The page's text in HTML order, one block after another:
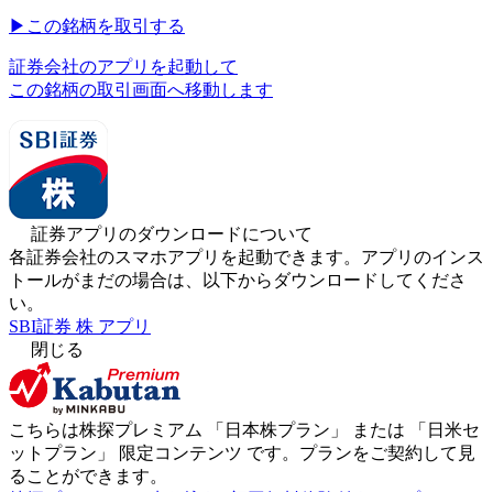
▶︎ この銘柄を取引する
証券会社のアプリを起動して
この銘柄の取引画面へ移動します
証券アプリのダウンロードについて
各証券会社のスマホアプリを起動できます。アプリのインス
トールがまだの場合は、以下からダウンロードしてくださ
い。
SBI証券 株 アプリ
閉じる
こちらは株探プレミアム 「 日本株プラン 」 または 「 日米セ
ットプラン 」 限定コンテンツ です。プランをご契約して見
ることができます。